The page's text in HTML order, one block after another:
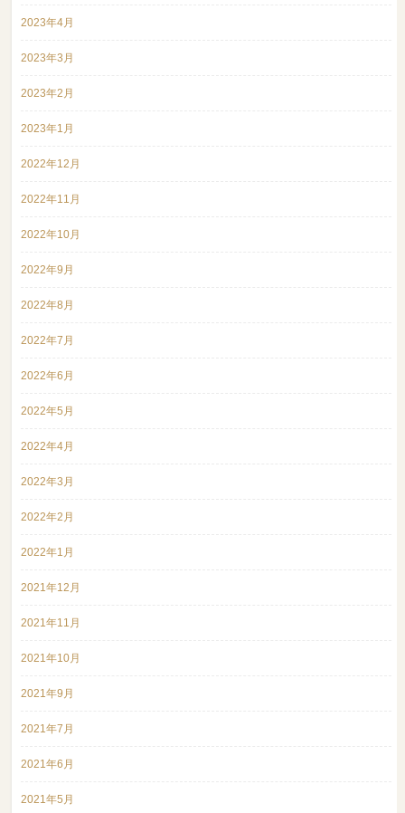
2023年4月
2023年3月
2023年2月
2023年1月
2022年12月
2022年11月
2022年10月
2022年9月
2022年8月
2022年7月
2022年6月
2022年5月
2022年4月
2022年3月
2022年2月
2022年1月
2021年12月
2021年11月
2021年10月
2021年9月
2021年7月
2021年6月
2021年5月